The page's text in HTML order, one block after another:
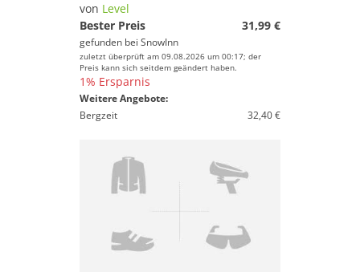
von Level
Bester Preis
31,99 €
gefunden bei SnowInn
zuletzt überprüft am 09.08.2026 um 00:17; der
Preis kann sich seitdem geändert haben.
1% Ersparnis
Weitere Angebote:
Bergzeit
32,40 €